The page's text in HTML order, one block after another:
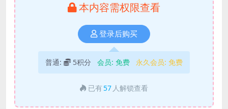
本内容需权限查看
登录后购买
普通: 5积分 会员: 免费 永久会员: 免费
已有 57 人解锁查看